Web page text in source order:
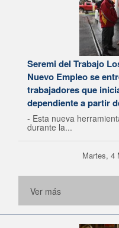
Seremi del Trabajo
Nuevo Empleo se
trabajadores que
dependiente a partir
- Esta nueva
durante la...
Martes, 4
Ver más